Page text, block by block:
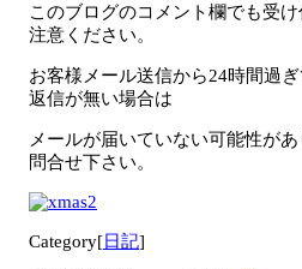
このブログのコメント欄でも受
注意ください。
お客様メール送信から24時間過
返信が無い場合は
メールが届いていない可能性が
問合せ下さい。
Category[日記]